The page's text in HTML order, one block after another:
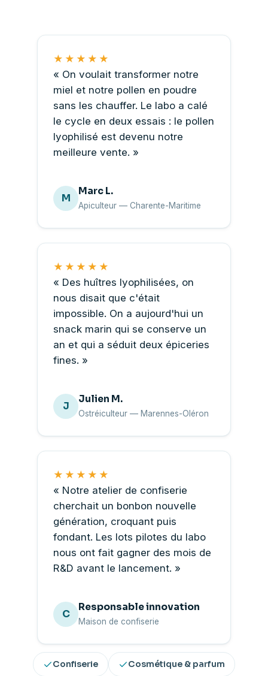
★★★★★
« On voulait transformer notre
miel et notre pollen en poudre
sans les chauffer. Le labo a calé
le cycle en deux essais : le pollen
lyophilisé est devenu notre
meilleure vente. »
M
Marc L.
Apiculteur — Charente-Maritime
★★★★★
« Des huîtres lyophilisées, on
nous disait que c'était
impossible. On a aujourd'hui un
snack marin qui se conserve un
an et qui a séduit deux épiceries
fines. »
J
Julien M.
Ostréiculteur — Marennes-Oléron
★★★★★
« Notre atelier de confiserie
cherchait un bonbon nouvelle
génération, croquant puis
fondant. Les lots pilotes du labo
nous ont fait gagner des mois de
R&D avant le lancement. »
C
Responsable innovation
Maison de confiserie
Confiserie Cosmétique & parfum